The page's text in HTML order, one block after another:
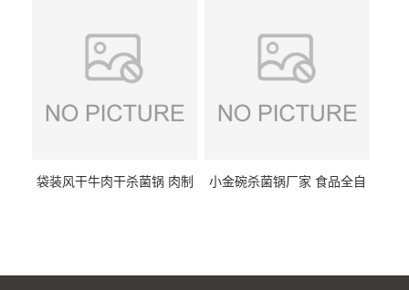
袋装风干牛肉干杀菌锅 肉制
小金碗杀菌锅厂家 食品全自